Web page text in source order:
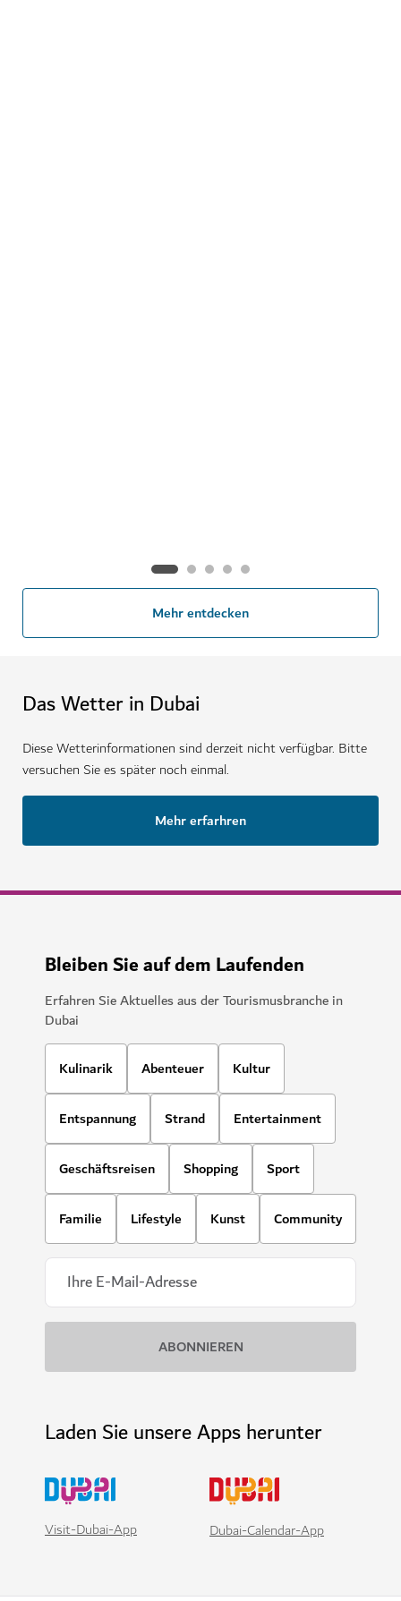
Mehr entdecken
Das Wetter in Dubai
Diese Wetterinformationen sind derzeit nicht verfügbar. Bitte
versuchen Sie es später noch einmal.
Mehr erfarhren
Bleiben Sie auf dem Laufenden
Erfahren Sie Aktuelles aus der Tourismusbranche in
Dubai
Kulinarik Abenteuer Kultur
Entspannung Strand Entertainment
Geschäftsreisen Shopping Sport
Familie Lifestyle Kunst Community
Laden Sie unsere Apps herunter
Visit-Dubai-App Dubai-Calendar-App